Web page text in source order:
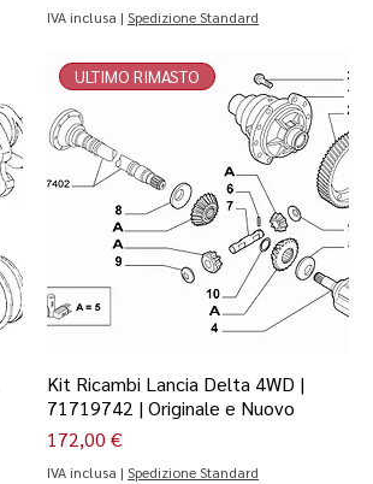
IVA inclusa | Spedizione Standard
ULTIMO RIMASTO
Kit Ricambi Lancia Delta 4WD |
71719742 | Originale e Nuovo
Prezzo
172,00 €
IVA inclusa | Spedizione Standard